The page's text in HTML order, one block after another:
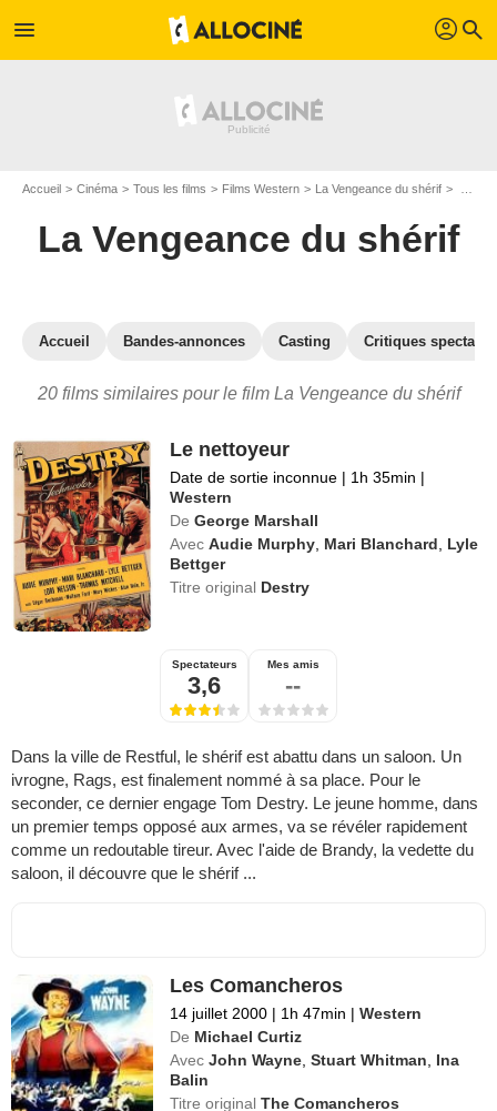
menu profil search
Accueil Cinéma Tous les films Films Western La Vengeance du shérif
La Vengeance du shérif
Accueil Bandes-annonces Casting Critiques
20 films similaires pour le film La Vengeance du shérif
Le nettoyeur
Date de sortie inconnue | 1h 35min |
Western
De George Marshall
Avec Audie Murphy Mari Blanchard
Lyle
Bettger
Titre original Destry
Spectateurs
3,6
Mes amis
--
Dans la ville de Restful, le shérif est abattu dans un saloon. Un
ivrogne, Rags, est finalement nommé à sa place. Pour le
seconder, ce dernier engage Tom Destry. Le jeune homme, dans
un premier temps opposé aux armes, va se révéler rapidement
comme un redoutable tireur. Avec l'aide de Brandy, la vedette du
saloon, il découvre que le shérif ...
Les Comancheros
14 juillet 2000 | 1h 47min | Western
De Michael Curtiz
Avec John Wayne ,Stuart Whitman
Ina
Balin
Titre originalThe Comancheros